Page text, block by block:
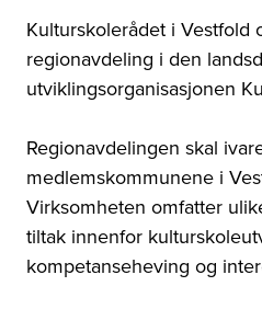
Kulturskolerådet i Vestfold
regionavdeling i den
utviklingsorganisasjonen
Regionavdelingen skal
medlemskommunene i
Virksomheten omfatter
tiltak innenfor
kompetanseheving og